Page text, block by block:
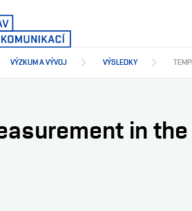
VÝZKUM A VÝVOJ VÝSLEDKY
in